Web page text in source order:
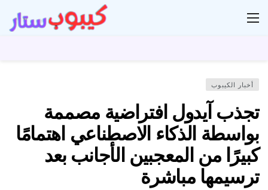
أخبار الكيبوب
تجذب آيدول افتراضية مصممة
بواسطة الذكاء الاصطناعي اهتمامًا
كبيرًا من المعجبين الأجانب بعد
ترسيمها مباشرة